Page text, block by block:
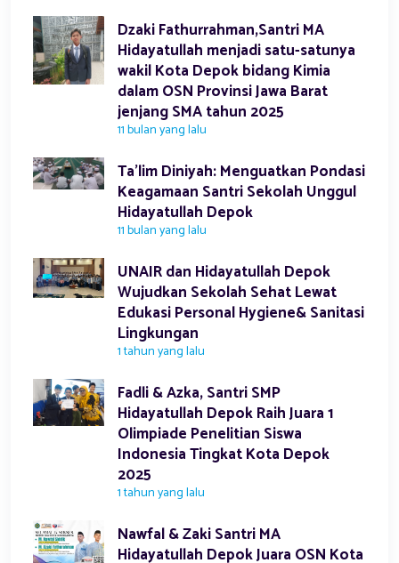
Dzaki Fathurrahman,Santri MA
Hidayatullah menjadi satu-satunya
wakil Kota Depok bidang Kimia
dalam OSN Provinsi Jawa Barat
jenjang SMA tahun 2025
11 bulan yang lalu
Ta’lim Diniyah: Menguatkan Pondasi
Keagamaan Santri Sekolah Unggul
Hidayatullah Depok
11 bulan yang lalu
UNAIR dan Hidayatullah Depok
Wujudkan Sekolah Sehat Lewat
Edukasi Personal Hygiene& Sanitasi
Lingkungan
1 tahun yang lalu
Fadli & Azka, Santri SMP
Hidayatullah Depok Raih Juara 1
Olimpiade Penelitian Siswa
Indonesia Tingkat Kota Depok
2025
1 tahun yang lalu
Nawfal & Zaki Santri MA
Hidayatullah Depok Juara OSN Kota